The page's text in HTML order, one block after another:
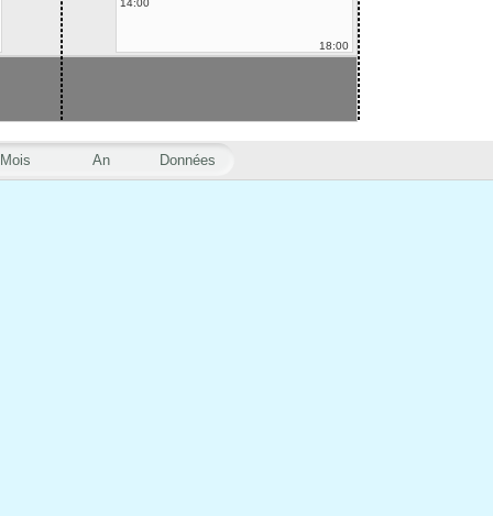
Mois An Données
14:00
18:00